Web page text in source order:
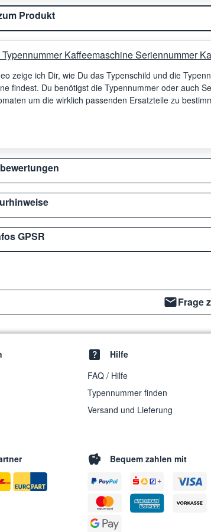
Produkt
Kaffeemaschine Seriennummer
zeige ich Dir, wie Du das Typenschild und die
findest. Du benötigst die Typennummer oder auch
um die wirklich passenden Ersatzteile zu
GPSR
Frage
Hilfe
FAQ / Hilfe
Typennummer finden
Versand und Lieferung
Bequem zahlen mit